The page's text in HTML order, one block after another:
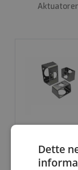
Aktuatorer
Braketter
Dette